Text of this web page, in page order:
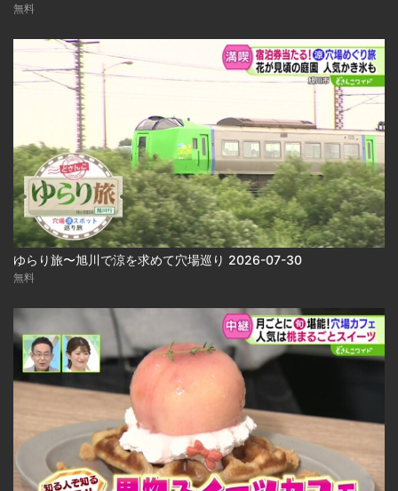
無料
ゆらり旅〜旭川で涼を求めて穴場巡り 2026-07-30
無料